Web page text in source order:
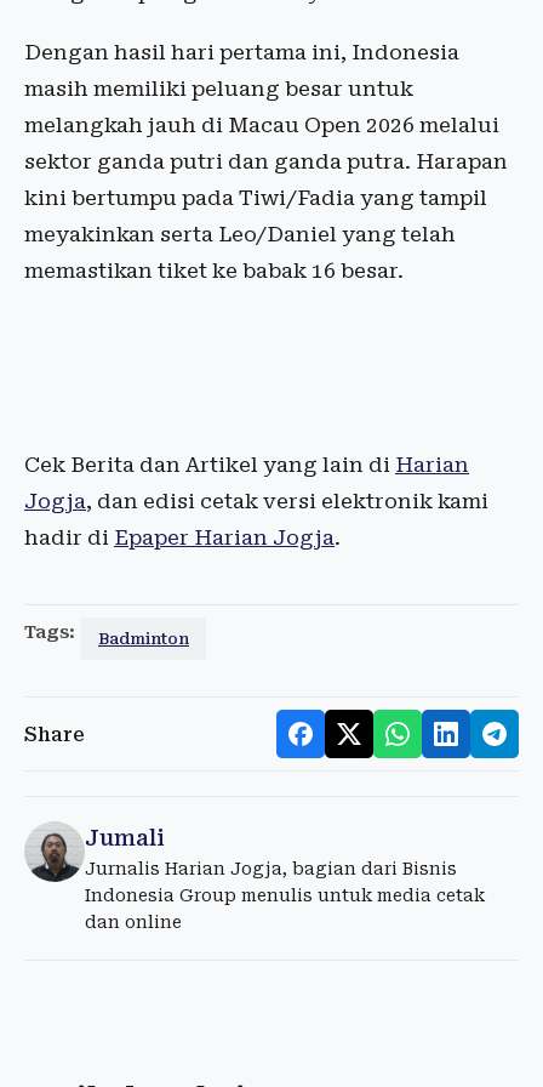
Dengan hasil hari pertama ini, Indonesia
masih memiliki peluang besar untuk
melangkah jauh di Macau Open 2026 melalui
sektor ganda putri dan ganda putra. Harapan
kini bertumpu pada Tiwi/Fadia yang tampil
meyakinkan serta Leo/Daniel yang telah
memastikan tiket ke babak 16 besar.
Cek Berita dan Artikel yang lain di Harian
Jogja, dan edisi cetak versi elektronik kami
hadir di Epaper Harian Jogja.
Tags: Badminton
Share
Jumali
Jurnalis Harian Jogja, bagian dari Bisnis
Indonesia Group menulis untuk media cetak
dan online